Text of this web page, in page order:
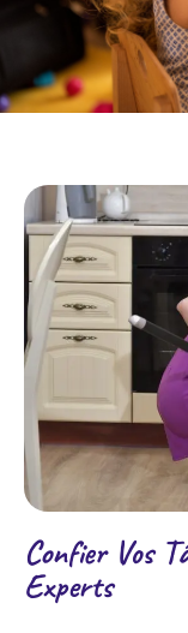
Confier Vos
Experts